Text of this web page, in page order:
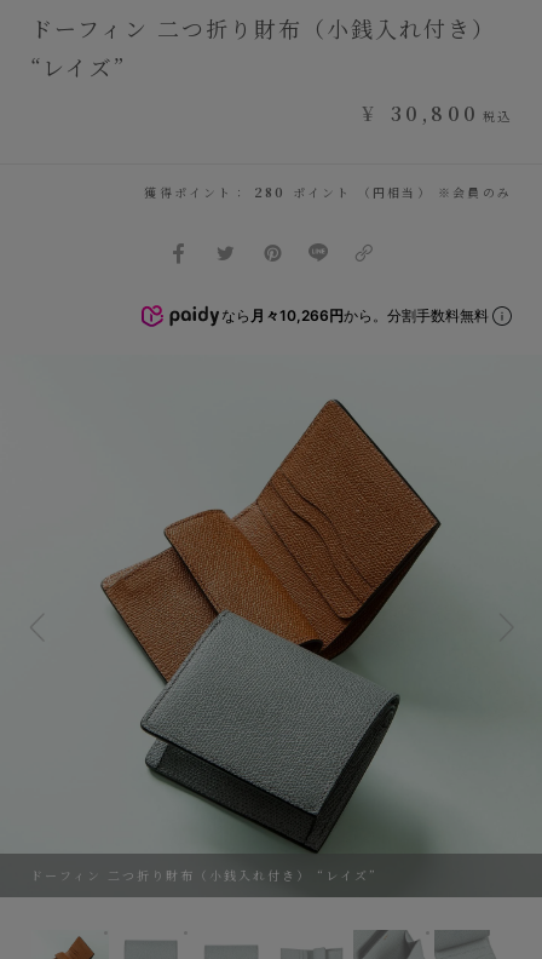
ドーフィン 二つ折り財布（小銭入れ付き）
“レイズ”
¥ 30,800 税込
獲得ポイント： 280 ポイント （円相当） ※会員のみ
なら 月々10,266円から。分割手数料無料
ドーフィン 二つ折り財布（小銭入れ付き） “レイズ”
ドーフィン 二つ折り財布（小銭入れ付き） “レイズ”
Color：Powder Blue Color：